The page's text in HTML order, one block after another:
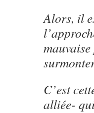
Alors, il
C’est
alliée-